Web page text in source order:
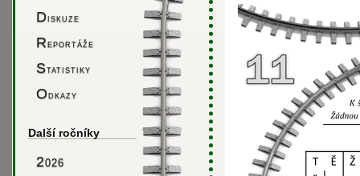
Diskuze
Reportáže
Statistiky
Odkazy
Další ročníky
2026